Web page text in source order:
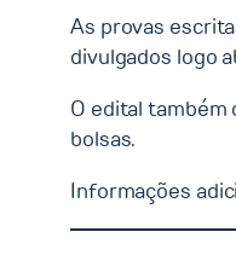
As provas
divulgados logo
O edital também
bolsas. ​
Informações